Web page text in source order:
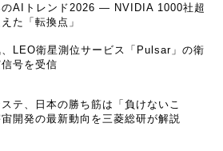
のAIトレンド2026 ― NVIDIA 1000社超
た「転換点」
LEO衛星測位サービス「Pulsar」の衛
号を受信
テ、日本の勝ち筋は「負けないこ
開発の最新動向を三菱総研が解説